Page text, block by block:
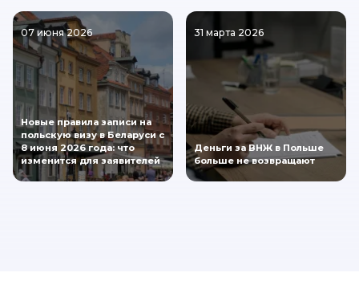
07 июня 2026
Новые правила записи на
польскую визу в Беларуси с
8 июня 2026 года: что
изменится для заявителей
31 марта 2026
Деньги за ВНЖ в Польше
больше не возвращают